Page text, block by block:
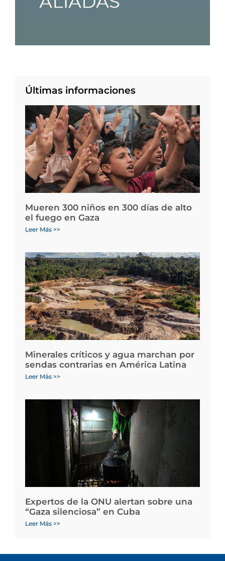
Últimas informaciones
Mueren 300 niños en 300 días de alto
el fuego en Gaza
Leer Más >>
Minerales críticos y agua marchan por
sendas contrarias en América Latina
Leer Más >>
Expertos de la ONU alertan sobre una
“Gaza silenciosa” en Cuba
Leer Más >>